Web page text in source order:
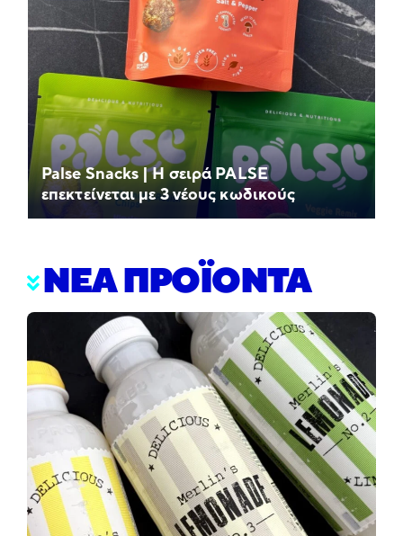
Palse Snacks | Η σειρά PALSE
επεκτείνεται με 3 νέους κωδικούς
ΝΕΑ ΠΡΟΪΟΝΤΑ